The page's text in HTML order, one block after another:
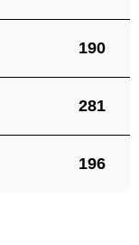
190
281
196